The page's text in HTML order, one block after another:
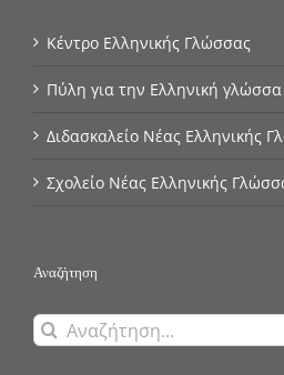
Κέντρο Eλληνικής Γλώσσας
Πύλη για την Eλληνική γλώσσα
Διδασκαλείο Νέας Ελληνικής
Σχολείο Νέας Ελληνικής
Αναζήτηση
Αναζήτηση
για: